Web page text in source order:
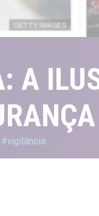
A
#vigilância